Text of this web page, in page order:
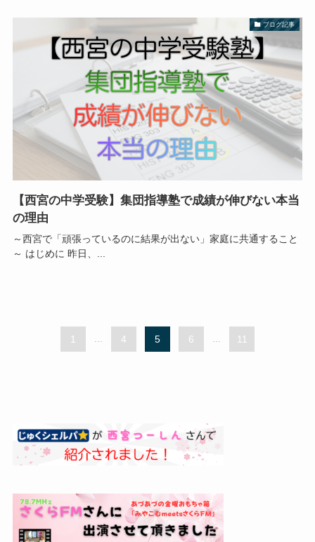
ブログ記事
【西宮の中学受験】集団指導塾で成績が伸びない本当
の理由
～西宮で「頑張っているのに結果が出ない」家庭に共通すること
～ はじめに 昨日、...
1 4 5 6 11